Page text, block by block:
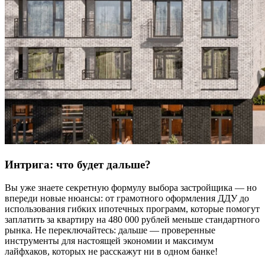
Интрига: что будет дальше?
Вы уже знаете секретную формулу выбора застройщика — но
впереди новые нюансы: от грамотного оформления ДДУ до
использования гибких ипотечных программ, которые помогут
заплатить за квартиру на 480 000 рублей меньше стандартного
рынка. Не переключайтесь: дальше — проверенные
инструменты для настоящей экономии и максимум
лайфхаков, которых не расскажут ни в одном банке!